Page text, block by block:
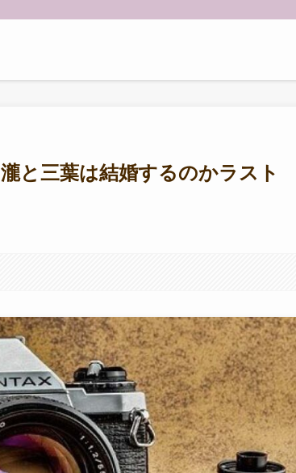
と三葉は結婚するのかラスト